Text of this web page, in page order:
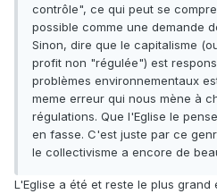
contrôle", ce qui peut se
possible comme une demande
Sinon, dire que le capitalisme
profit non "régulée") est
problèmes environnementaux
meme erreur qui nous mène à
régulations. Que l'Eglise le
en fasse. C'est juste par ce
le collectivisme a encore de
L'Eglise a été et reste le plus